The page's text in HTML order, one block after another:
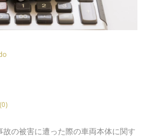
故の被害に遭った際の車両本体に関す